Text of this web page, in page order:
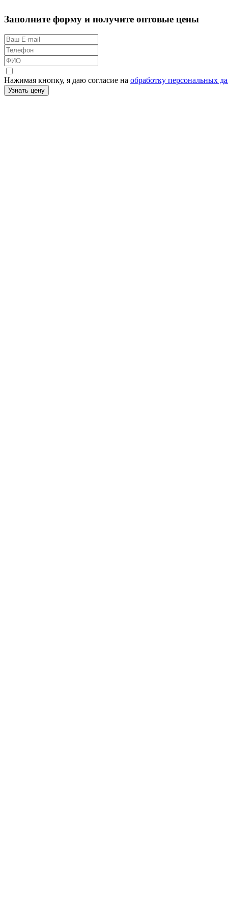
Заполните форму и получите оптовые цены
Нажимая кнопку, я даю согласие на обработку персональных
Узнать цену